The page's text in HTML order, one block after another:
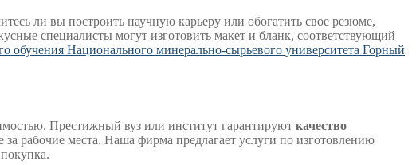
ли вы построить научную карьеру или обогатить свое резюме,
специалисты могут изготовить макет и бланк, соответствующий
обучения Национального минерально-сырьевого университета Горный
Престижный вуз или институт гарантируют качество
рабочие места. Наша фирма предлагает услуги по изготовлению